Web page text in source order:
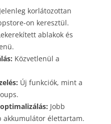
Jelenleg korlátozottan
on keresztül.
ablakok és
Közvetlenül a
Új funkciók, mint a
Jobb
akkumulátor élettartam.